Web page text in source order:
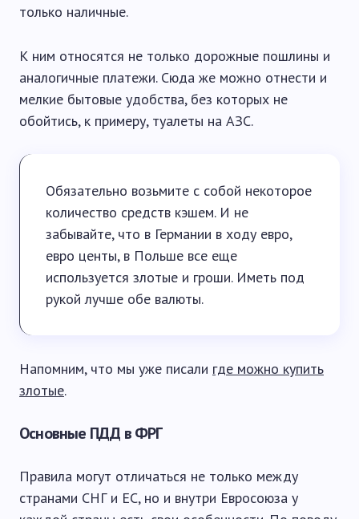
только наличные.
К ним относятся не только дорожные пошлины и
аналогичные платежи. Сюда же можно отнести и
мелкие бытовые удобства, без которых не
обойтись, к примеру, туалеты на АЗС.
Обязательно возьмите с собой некоторое
количество средств кэшем. И не
забывайте, что в Германии в ходу евро,
евро центы, в Польше все еще
используется злотые и гроши. Иметь под
рукой лучше обе валюты.
Напомним, что мы уже писали где можно купить
злотые.
Основные ПДД в ФРГ
Правила могут отличаться не только между
странами СНГ и ЕС, но и внутри Евросоюза у